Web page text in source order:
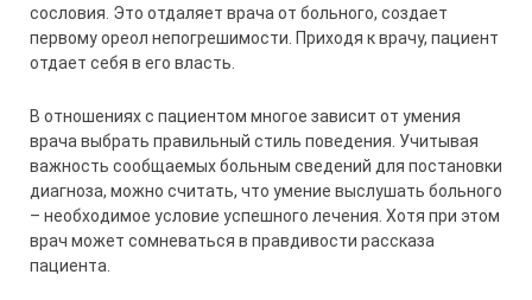
сословия. Это отдаляет врача от больного, создает
первому ореол непогреши­мости. Приходя к врачу, пациент
отдает себя в его власть.
В отношениях с пациентом многое зависит от умения
врача выбрать правильный стиль поведения. Учитывая
важность сообщаемых больным сведений для постановки
диагноза, можно считать, что умение выслушать больного
– необходимое условие успешного лечения. Хотя при этом
врач может сомневаться в правдивости рассказа
пациента.